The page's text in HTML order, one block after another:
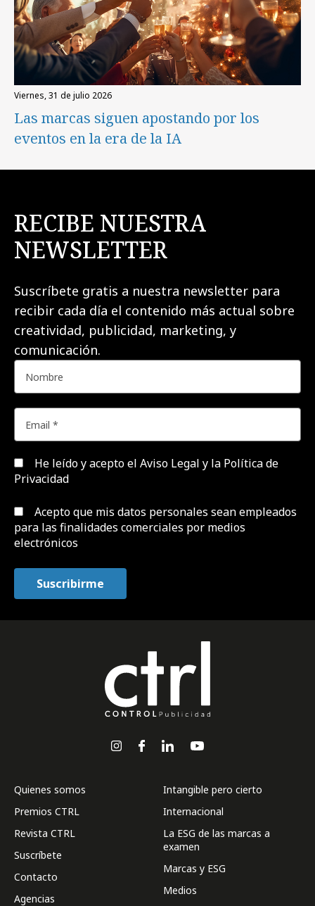
viernes, 31 de julio 2026
Las marcas siguen apostando por los
eventos en la era de la IA
RECIBE NUESTRA
NEWSLETTER
Suscríbete gratis a nuestra newsletter para
recibir cada día el contenido más actual sobre
creatividad, publicidad, marketing, y
comunicación.
He leído y acepto el Aviso Legal y la Política de
Privacidad
Acepto que mis datos personales sean empleados
para las finalidades comerciales por medios
electrónicos
Quienes somos
Premios CTRL
Revista CTRL
Suscríbete
Contacto
Agencias
Intangible pero cierto
Internacional
La ESG de las marcas a
examen
Marcas y ESG
Medios